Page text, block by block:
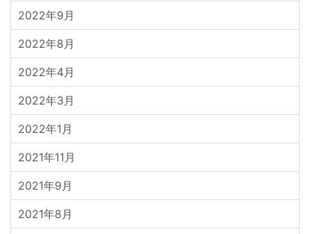
2022年9月
2022年8月
2022年4月
2022年3月
2022年1月
2021年11月
2021年9月
2021年8月